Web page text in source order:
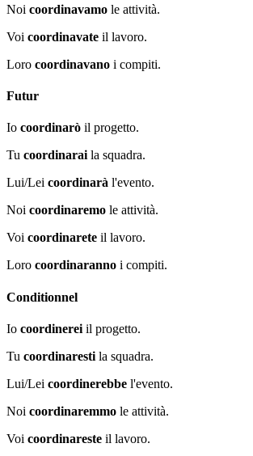
Noi coordinavamo le attività.
Voi coordinavate il lavoro.
Loro coordinavano i compiti.
Futur
Io coordinarò il progetto.
Tu coordinarai la squadra.
Lui/Lei coordinarà l'evento.
Noi coordinaremo le attività.
Voi coordinarete il lavoro.
Loro coordinaranno i compiti.
Conditionnel
Io coordinerei il progetto.
Tu coordinaresti la squadra.
Lui/Lei coordinerebbe l'evento.
Noi coordinaremmo le attività.
Voi coordinareste il lavoro.